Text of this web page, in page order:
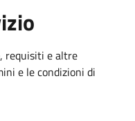
requisiti e altre
e le condizioni di